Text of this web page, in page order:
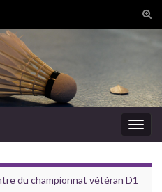
du championnat vétéran D1